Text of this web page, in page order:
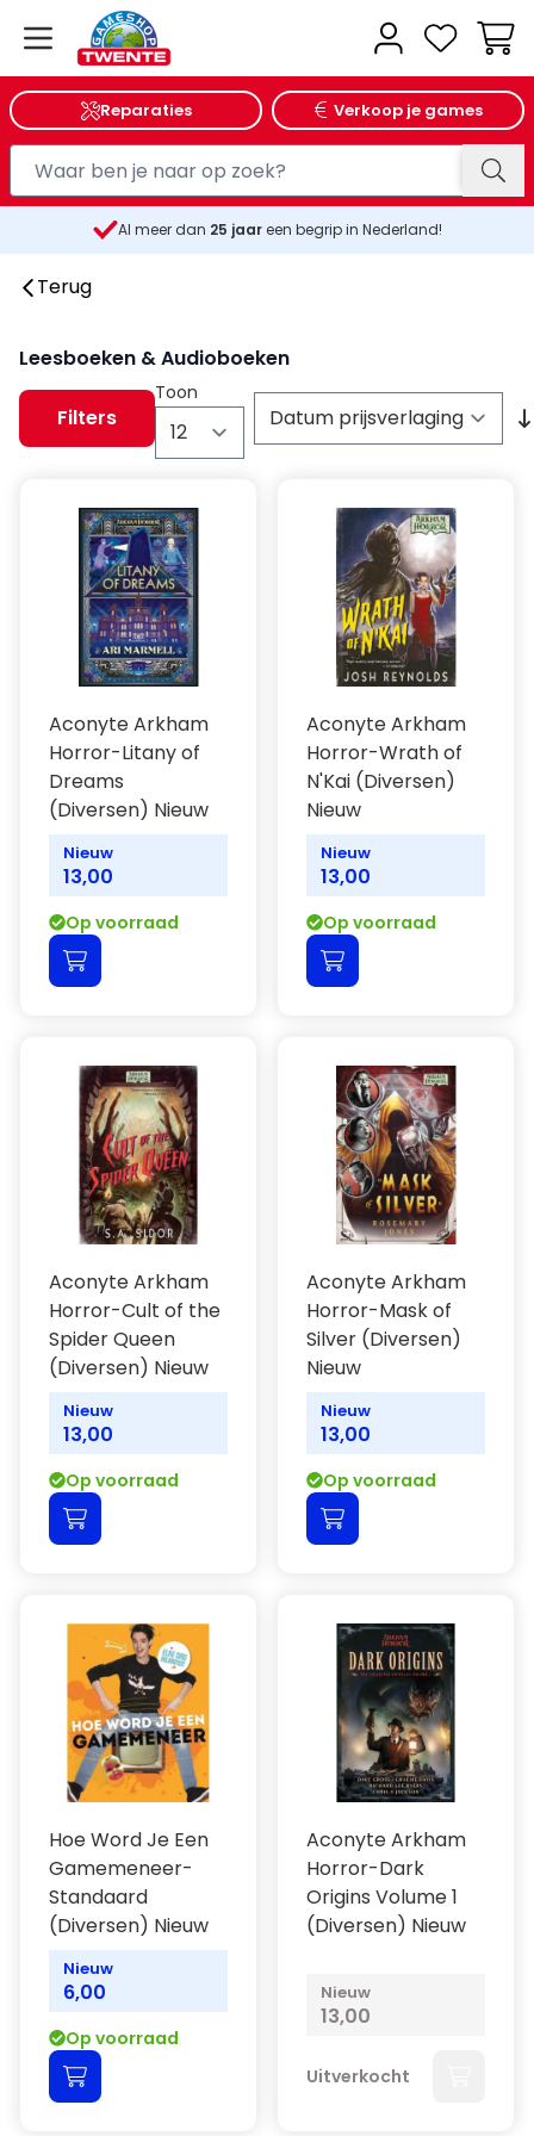
Reparaties Verkoop je games
Al meer dan 25 jaareen begrip in Nederland!
Terug
Leesboeken & Audioboeken
Filters
Toon
per pagina
Aconyte Arkham
Horror-Litany of
Dreams
(Diversen) Nieuw
Nieuw
13,00
Op voorraad
Aconyte Arkham
Horror-Wrath of
N'Kai (Diversen)
Nieuw
Nieuw
13,00
Op voorraad
Aconyte Arkham
Horror-Cult of the
Spider Queen
(Diversen) Nieuw
Nieuw
13,00
Op voorraad
Aconyte Arkham
Horror-Mask of
Silver (Diversen)
Nieuw
Nieuw
13,00
Op voorraad
Hoe Word Je Een
Gamemeneer-
Standaard
(Diversen) Nieuw
Nieuw
6,00
Op voorraad
Aconyte Arkham
Horror-Dark
Origins Volume 1
(Diversen) Nieuw
Nieuw
13,00
Uitverkocht